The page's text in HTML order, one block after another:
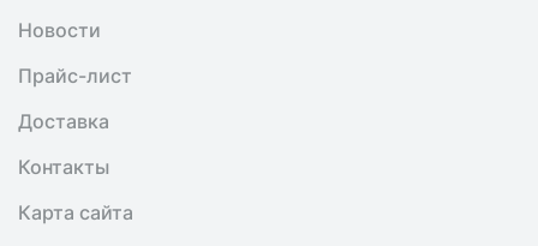
Новости
Прайс-лист
Доставка
Контакты
Карта сайта